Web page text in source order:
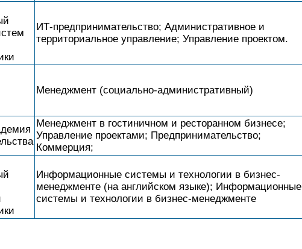
ИТ-предпринимательство; Административное и
территориальное управление; Управление проектом.
Менеджмент (социально-административный)
Менеджмент в гостиничном и ресторанном бизнесе;
Управление проектами; Предпринимательство;
Коммерция;
Информационные системы и технологии в бизнес-
менеджменте (на английском языке); Информационные
системы и технологии в бизнес-менеджменте